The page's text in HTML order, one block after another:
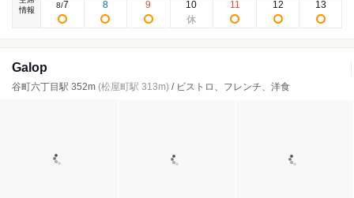
情報
8/7 8 9 10 11 12 13
Galop
谷町六丁目駅 352m (松屋町駅 313m) / ビストロ、フレンチ、洋食